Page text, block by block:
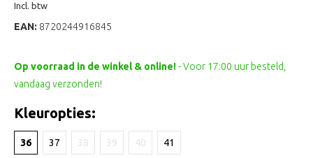
Incl. btw
EAN: 8720244916845
Op voorraad in de winkel & online!- Voor 17:00 uur besteld,
vandaag verzonden!
Kleuropties:
36 37 38 39 40 41